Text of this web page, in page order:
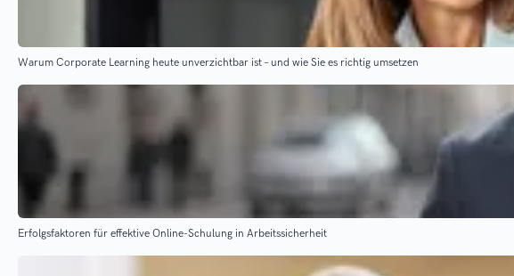
Warum Corporate Learning heute unverzichtbar ist – und wie Sie es richtig umsetzen
Erfolgsfaktoren für effektive Online-Schulung in Arbeitssicherheit